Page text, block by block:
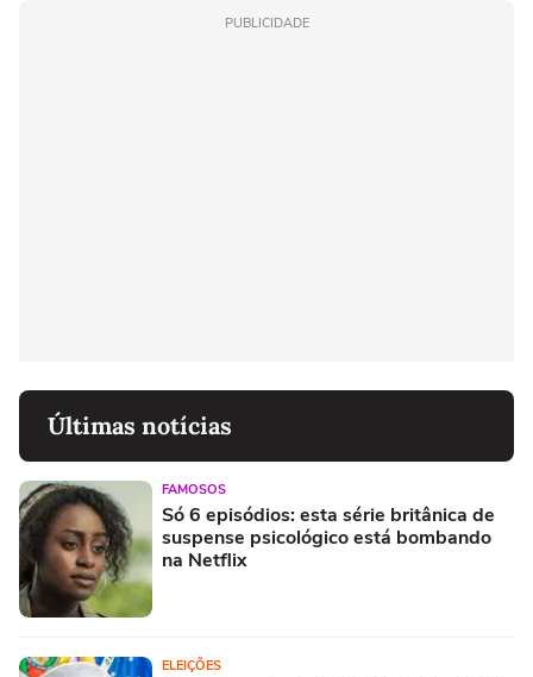
PUBLICIDADE
Últimas notícias
FAMOSOS
Só 6 episódios: esta série britânica de
suspense psicológico está bombando
na Netflix
ELEIÇÕES